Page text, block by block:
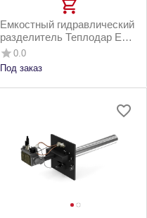
Емкостный гидравлический
разделитель Теплодар ЕГР
200 (2019)
0.0
Под заказ